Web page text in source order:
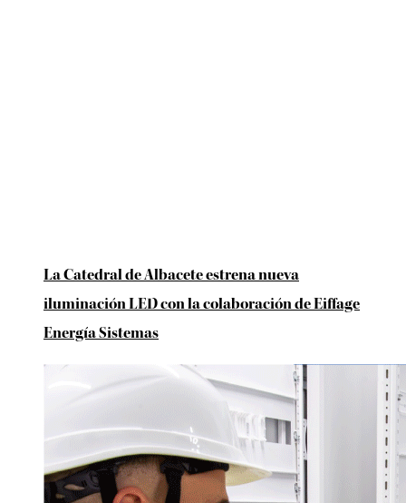
La Catedral de Albacete estrena nueva
iluminación LED con la colaboración de Eiffage
Energía Sistemas